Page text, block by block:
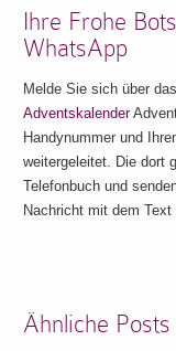
Ihre Frohe
WhatsApp
Melde Sie sich über
Adventskalender
Handynummer und
weitergeleitet. Die dort
Telefonbuch und
Nachricht mit dem Text
Ähnliche Posts